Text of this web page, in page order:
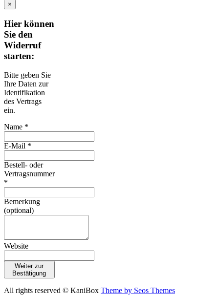
×
Hier können
Sie den
Widerruf
starten:
Bitte geben Sie
Ihre Daten zur
Identifikation
des Vertrags
ein.
Name *
E-Mail *
Bestell- oder
Vertragsnummer
*
Bemerkung
(optional)
Website
Weiter zur
Bestätigung
All rights reserved © KaniBox Theme by Seos Themes